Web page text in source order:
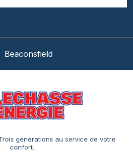
Beaconsfield
générations au service de votre
confort.